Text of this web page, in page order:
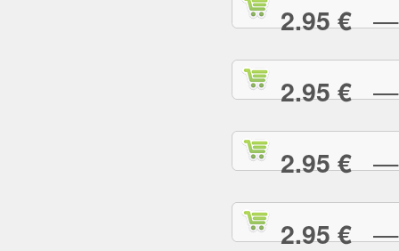
2.95 €—
2.95 €—
2.95 €—
2.95 €—